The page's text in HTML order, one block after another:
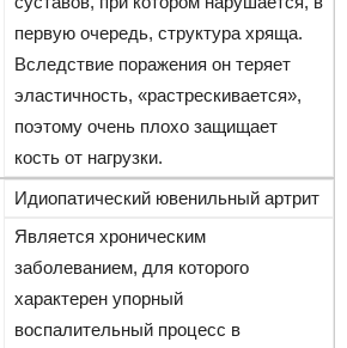
первую очередь, структура хряща.
Вследствие поражения он теряет
эластичность, «растрескивается»,
поэтому очень плохо защищает
кость от нагрузки.
Идиопатический ювенильный артрит
Является хроническим
заболеванием, для которого
характерен упорный
воспалительный процесс в